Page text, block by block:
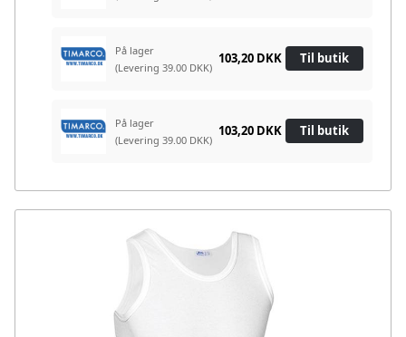
På lager
(Levering 39.00 DKK)
103,20 DKK Til butik
På lager
(Levering 39.00 DKK)
103,20 DKK Til butik